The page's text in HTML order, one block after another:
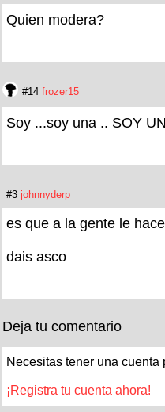
Quien modera?
#14 frozer15
Soy ...soy una .. SOY
#3 johnnyderp
es que a la gente le
dais asco
Deja tu comentario
Necesitas tener una
¡Registra tu cuenta ahora!